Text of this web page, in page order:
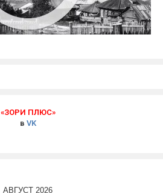
«ЗОРИ ПЛЮС»
в VK
АВГУСТ 2026